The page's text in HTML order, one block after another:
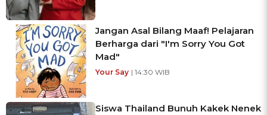
Jangan Asal Bilang Maaf! Pelajaran
Berharga dari "I'm Sorry You Got
Mad"
Your Say | 14:30 WIB
Siswa Thailand Bunuh Kakek Nenek